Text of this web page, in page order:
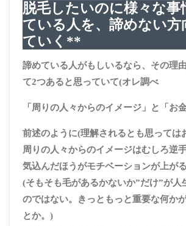
脱毛したいのに様々な事
ている人を、諦めない方
ていく**
諦めている人がもしいるなら、その理
て2つあると思っていて(オレ調べ
「周りの人々からのイメージ」と「お金
前述のように(理解されるとも思っては
周りの人々からのイメージはむしろ逆
気込んだほうがモチベーションが上がる
(そもそも毛があるかないか”だけ”が人
のではない。きっともっと重要な何か
とか。)